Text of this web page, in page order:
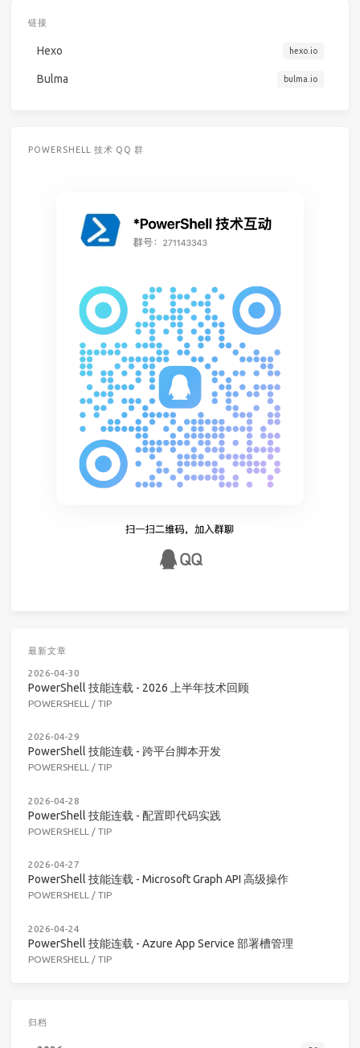
链接
Hexo hexo.io
Bulma bulma.io
POWERSHELL 技术 QQ 群
最新文章
2026-04-30
PowerShell 技能连载 - 2026 上半年技术回顾
POWERSHELL / TIP
2026-04-29
PowerShell 技能连载 - 跨平台脚本开发
POWERSHELL / TIP
2026-04-28
PowerShell 技能连载 - 配置即代码实践
POWERSHELL / TIP
2026-04-27
PowerShell 技能连载 - Microsoft Graph API 高级操作
POWERSHELL / TIP
2026-04-24
PowerShell 技能连载 - Azure App Service 部署槽管理
POWERSHELL / TIP
归档